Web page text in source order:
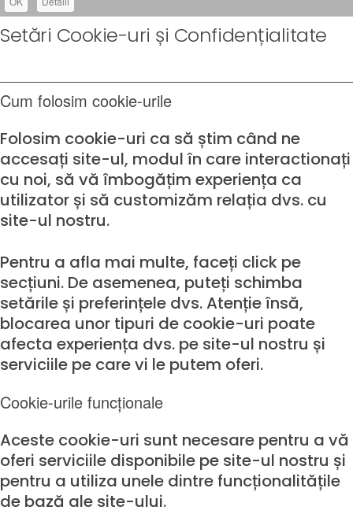
Setări Cookie-uri și Confidențialitate
Cum folosim cookie-urile
Folosim cookie-uri ca să știm când ne
accesați site-ul, modul în care interactionați
cu noi, să vă îmbogățim experiența ca
utilizator și să customizăm relația dvs. cu
site-ul nostru.
Pentru a afla mai multe, faceți click pe
secțiuni. De asemenea, puteți schimba
setările și preferințele dvs. Atenție însă,
blocarea unor tipuri de cookie-uri poate
afecta experiența dvs. pe site-ul nostru și
serviciile pe care vi le putem oferi.
Cookie-urile funcționale
Aceste cookie-uri sunt necesare pentru a vă
oferi serviciile disponibile pe site-ul nostru și
pentru a utiliza unele dintre funcționalitățile
de bază ale site-ului.